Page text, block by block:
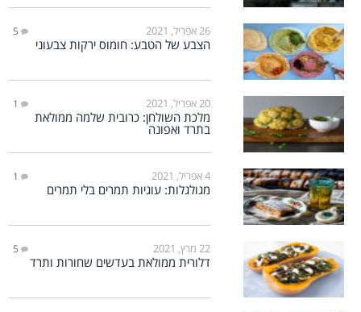
26 אפריל, 2021 5
הצבע של הטבע: חומוס ירקות צבעוני
20 אפריל, 2021 1
מלכת השולחן: כרובית שלמה ממולאת
בתרד ואפונה
4 אפריל, 2021 1
מגולגלות: עוגיות תמרים בלי תמרים
22 מרץ, 2021 5
דלורית ממולאת בעדשים שחורות ותרד